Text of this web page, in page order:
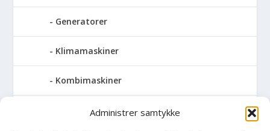
Administrer samtykke
Generatorer
Klimamaskiner
Kombimaskiner
Kompressor